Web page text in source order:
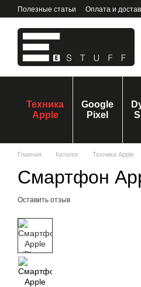
Перейти к основному контенту
Полезные статьи Оплата и
Техника
Apple
Google
Pixel
Главная Каталог Техника Apple
Смартфон
Оставить отзыв